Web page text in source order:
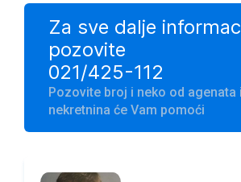
Za sve dalje
pozovite
021/425-112
Pozovite broj i neko od agenata
nekretnina će Vam pomoći